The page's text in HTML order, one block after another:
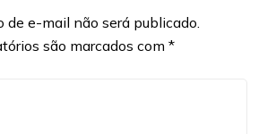
de e-mail não será publicado.
são marcados com *